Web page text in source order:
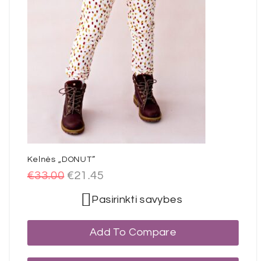
Kelnės „DONUT”
€33.00 €21.45
Pasirinkti savybes
Add To Compare